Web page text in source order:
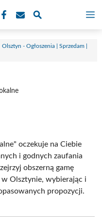
Olsztyn - Ogłoszenia | Sprzedam |
oczekuje na Ciebie
i godnych zaufania
obszerną gamę
w Olsztynie, wybierając i
propozycji.